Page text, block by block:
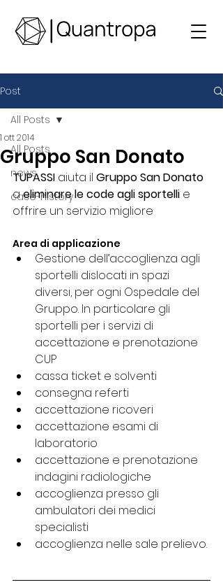
Post
All Posts
news
case-history
All Posts
Gruppo San Donato
1 ott 2014
TUPASSI aiuta il Gruppo San Donato
a eliminare le code agli sportelli e
offrire un servizio migliore
Area di applicazione
Gestione dell’accoglienza agli
sportelli dislocati in spazi
diversi, per ogni Ospedale del
Gruppo. In particolare gli
sportelli per i servizi di
accettazione e prenotazione
CUP
cassa ticket e solventi
consegna referti
accettazione ricoveri
accettazione esami di
laboratorio
accettazione e prenotazione
indagini radiologiche
accoglienza presso gli
ambulatori dei medici
specialisti
accoglienza nelle sale prelievo.